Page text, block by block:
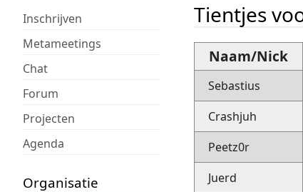
Inschrijven
Metameetings
Chat
Forum
Projecten
Agenda
Organisatie
Tientjes
Naam/Nick
Sebastius
Crashjuh
Peetz0r
Juerd